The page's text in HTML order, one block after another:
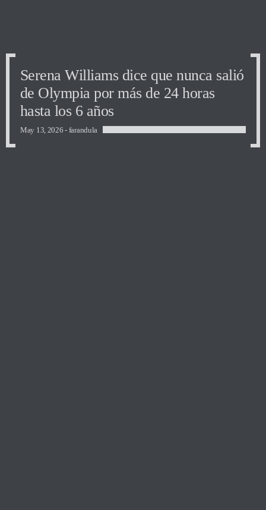
Serena Williams dice que nunca salió
de Olympia por más de 24 horas
hasta los 6 años
Serena Williams dice que nunca salió
de Olympia por más de 24 horas
hasta los 6 años
Serena Williams dice que nunca salió
de Olympia por más de 24 horas
hasta los 6 años
May 13, 2026 - farandula